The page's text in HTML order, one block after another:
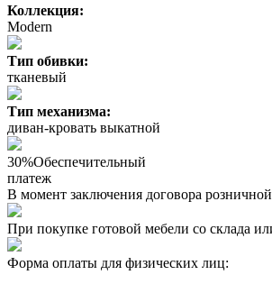
Коллекция:
Modern
Тип обивки:
тканевый
Тип механизма:
диван-кровать выкатной
30%Обеспечительный
платеж
В момент заключения договора
При покупке готовой мебели со склада
Форма оплаты для физических лиц: